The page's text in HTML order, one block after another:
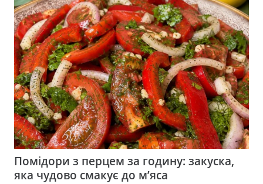
Помідори з перцем за годину: закуска,
яка чудово смакує до м’яса